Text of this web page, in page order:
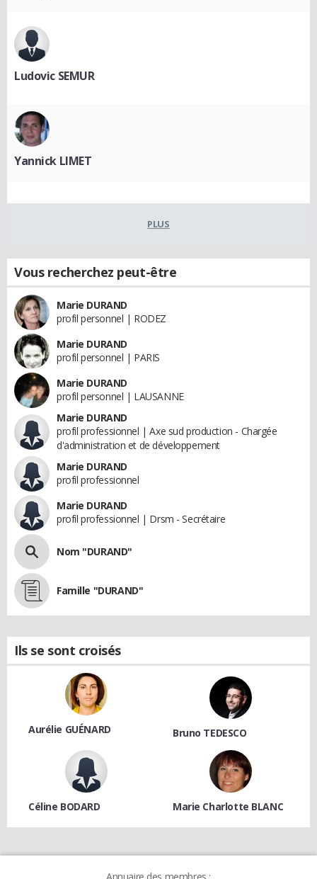
Ludovic SEMUR
Yannick LIMET
PLUS
Vous recherchez peut-être
Marie DURAND
profil personnel | RODEZ
Marie DURAND
profil personnel | PARIS
Marie DURAND
profil personnel | LAUSANNE
Marie DURAND
profil professionnel | Axe sud production - Chargée
d'administration et de développement
Marie DURAND
profil professionnel
Marie DURAND
profil professionnel | Drsm - Secrétaire
Nom "DURAND"
Famille "DURAND"
Ils se sont croisés
Aurélie GUÉNARD Bruno TEDESCO
Céline BODARD Marie Charlotte BLANC